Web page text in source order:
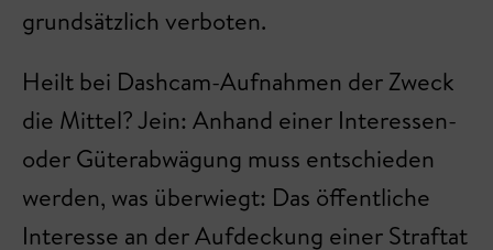
grundsätzlich verboten.
Heilt bei Dashcam-Aufnahmen der Zweck
die Mittel? Jein: Anhand einer Interessen-
oder Güterabwägung muss entschieden
werden, was überwiegt: Das öffentliche
Interesse an der Aufdeckung einer Straftat